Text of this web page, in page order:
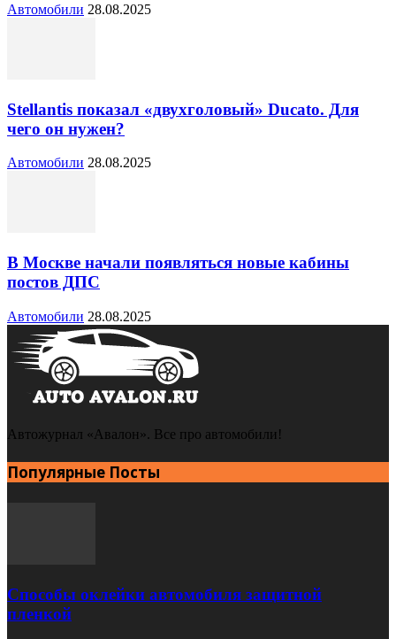
Автомобили 28.08.2025
Stellantis показал «двухголовый» Ducato. Для
чего он нужен?
Автомобили 28.08.2025
В Москве начали появляться новые кабины
постов ДПС
Автомобили 28.08.2025
Автожурнал «Авалон». Все про автомобили!
Популярные Посты
Способы оклейки автомобиля защитной
пленкой